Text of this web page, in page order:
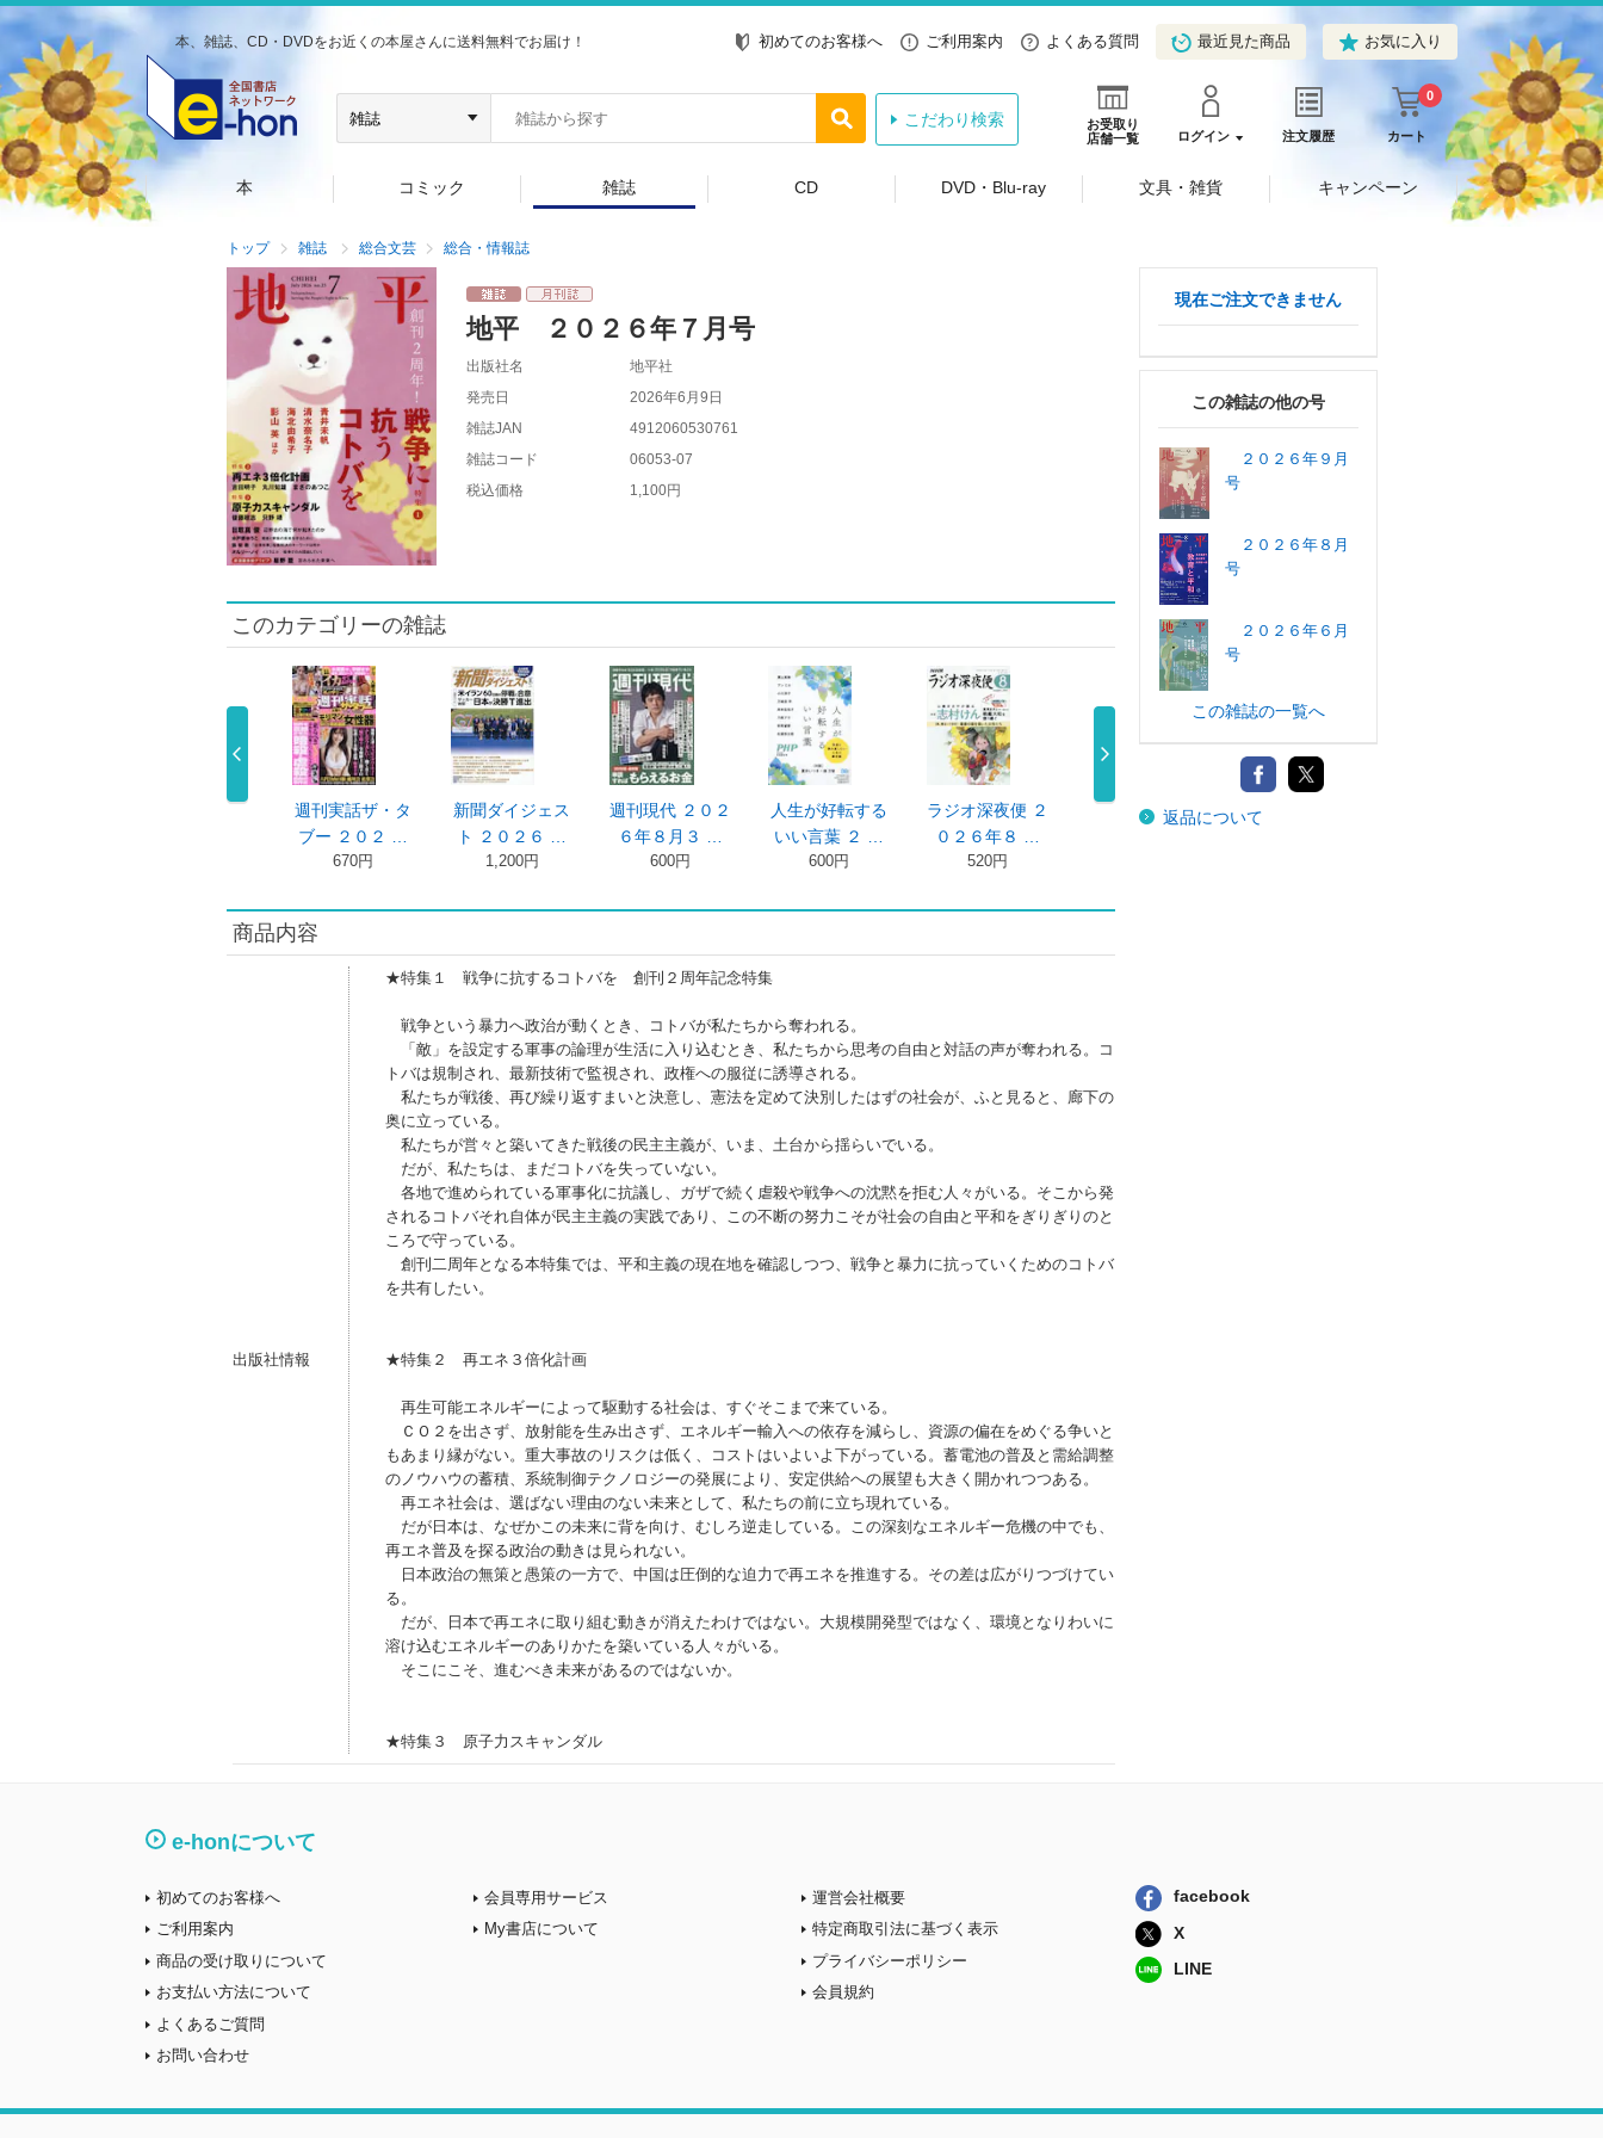
本、雑誌、CD・DVDをお近くの本屋さんに送料無料でお届け！ 初めてのお客様へ ご利用案内 よくある質問 最近見た商品 お気に入り
お受取り
店舗一覧
ログイン 注文履歴 カート
0
こだわり検索
本 コミック 雑誌 CD DVD・Blu-ray 文具・雑貨 キャンペーン
トップ 雑誌 総合文芸 総合・情報誌
地平 ２０２６年７月号
出版社名
地平社
発売日
2026年6月9日
雑誌JAN
4912060530761
雑誌コード
06053-07
税込価格
1,100円
このカテゴリーの雑誌
ザ・リバティ ２
週刊実話ザ・タ
ブー ２０２ …
670円
新聞ダイジェス
ト ２０２６ …
1,200円
週刊現代 ２０２
６年８月３ …
600円
人生が好転する
いい言葉 ２ …
600円
ラジオ深夜便 ２
０２６年８ …
520円
月刊ニュースが
文藝春秋 ２０２
商品内容
出版社情報
★特集１ 戦争に抗するコトバを 創刊２周年記念特集
戦争という暴力へ政治が動くとき、コトバが私たちから奪われる。
「敵」を設定する軍事の論理が生活に入り込むとき、私たちから思考の自由と対話の声が奪われる。コ
トバは規制され、最新技術で監視され、政権への服従に誘導される。
私たちが戦後、再び繰り返すまいと決意し、憲法を定めて決別したはずの社会が、ふと見ると、廊下の
奥に立っている。
私たちが営々と築いてきた戦後の民主主義が、いま、土台から揺らいでいる。
だが、私たちは、まだコトバを失っていない。
各地で進められている軍事化に抗議し、ガザで続く虐殺や戦争への沈黙を拒む人々がいる。そこから発
されるコトバそれ自体が民主主義の実践であり、この不断の努力こそが社会の自由と平和をぎりぎりのと
ころで守っている。
創刊二周年となる本特集では、平和主義の現在地を確認しつつ、戦争と暴力に抗っていくためのコトバ
を共有したい。
★特集２ 再エネ３倍化計画
再生可能エネルギーによって駆動する社会は、すぐそこまで来ている。
ＣＯ２を出さず、放射能を生み出さず、エネルギー輸入への依存を減らし、資源の偏在をめぐる争いと
もあまり縁がない。重大事故のリスクは低く、コストはいよいよ下がっている。蓄電池の普及と需給調整
のノウハウの蓄積、系統制御テクノロジーの発展により、安定供給への展望も大きく開かれつつある。
再エネ社会は、選ばない理由のない未来として、私たちの前に立ち現れている。
だが日本は、なぜかこの未来に背を向け、むしろ逆走している。この深刻なエネルギー危機の中でも、
再エネ普及を探る政治の動きは見られない。
日本政治の無策と愚策の一方で、中国は圧倒的な迫力で再エネを推進する。その差は広がりつづけてい
る。
だが、日本で再エネに取り組む動きが消えたわけではない。大規模開発型ではなく、環境となりわいに
溶け込むエネルギーのありかたを築いている人々がいる。
そこにこそ、進むべき未来があるのではないか。
★特集３ 原子力スキャンダル
現在ご注文できません
この雑誌の他の号
２０２６年９月
号
２０２６年８月
号
２０２６年６月
号
この雑誌の一覧へ
返品について
e-honについて
初めてのお客様へ
ご利用案内
商品の受け取りについて
お支払い方法について
よくあるご質問
お問い合わせ
会員専用サービス
My書店について
運営会社概要
特定商取引法に基づく表示
プライバシーポリシー
会員規約
facebook
X
LINE